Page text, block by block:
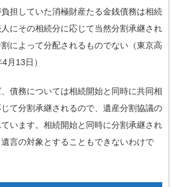
担していた消極財産たる金銭債務は相続
にその相続分に応じて当然分割承継され
によって分配されるものでない（東京高
月13日）
債務については相続開始と同時に共同相
て分割承継されるので、遺産分割協議の
います。相続開始と同時に分割承継され
言の対象とすることもできないわけで